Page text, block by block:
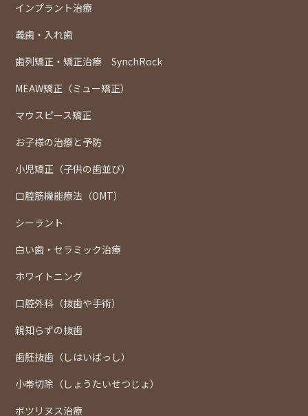
インプラント治療
義歯・入れ歯
歯列矯正・矯正治療 SynchRock
MEAW矯正（ミュー矯正）
マウスピース矯正
お子様の治療と予防
小児矯正（子供の歯並び）
口腔筋機能療法（OMT）
シーラント
白い歯・セラミック治療
ホワイトニング
口腔外科（抜歯や手術）
親知らずの抜歯
歯胚抜歯（しはいばっし）
小帯切除（しょうたいせつじょ）
ボツリヌス治療